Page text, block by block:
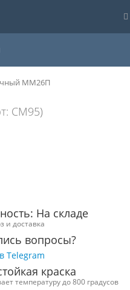
ММ26П
СМ95)
На складе
и доставка
вопросы?
Telegram
краска
температуру до 800 градусов